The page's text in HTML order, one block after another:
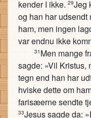
kender I ikke. 29Jeg
og han har udsendt
ham, men ingen
var endnu ikke
31 Men mange
sagde: »Vil Kristus,
tegn end han har
hviske dette om
farisæerne sendte
33Jesus sagde da: